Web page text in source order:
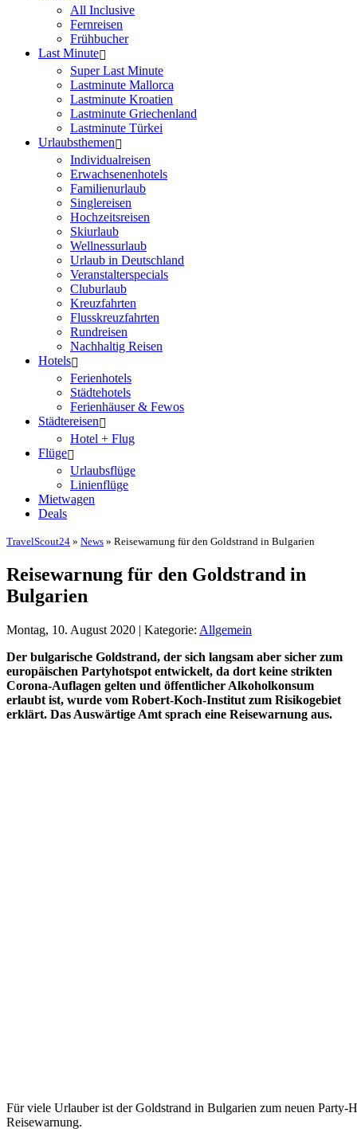
All Inclusive
Fernreisen
Frühbucher
Last Minute
Super Last Minute
Lastminute Mallorca
Lastminute Kroatien
Lastminute Griechenland
Lastminute Türkei
Urlaubsthemen
Individualreisen
Erwachsenenhotels
Familienurlaub
Singlereisen
Hochzeitsreisen
Skiurlaub
Wellnessurlaub
Urlaub in Deutschland
Veranstalterspecials
Cluburlaub
Kreuzfahrten
Flusskreuzfahrten
Rundreisen
Nachhaltig Reisen
Hotels
Ferienhotels
Städtehotels
Ferienhäuser & Fewos
Städtereisen
Hotel + Flug
Flüge
Urlaubsflüge
Linienflüge
Mietwagen
Deals
TravelScout24 » News » Reisewarnung für den Goldstrand in Bulgarien
Reisewarnung für den Goldstrand in
Bulgarien
Montag, 10. August 2020 | Kategorie: Allgemein
Der bulgarische Goldstrand, der sich langsam aber sicher zum
europäischen Partyhotspot entwickelt, da dort keine strikten
Corona-Auflagen gelten und öffentlicher Alkoholkonsum
erlaubt ist, wurde vom Robert-Koch-Institut zum Risikogebiet
erklärt. Das Auswärtige Amt sprach eine Reisewarnung aus.
Für viele Urlauber ist der Goldstrand in Bulgarien zum neuen
Reisewarnung.